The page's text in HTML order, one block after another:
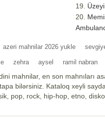
azeri mahnilar 2026 yukle
zehra aysel ramil nabran
mahnilar, en son mahnıları
bilərsiniz. Kataloq xeyli
pop, rock, hip-hop, etno,